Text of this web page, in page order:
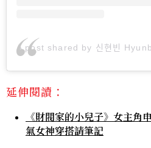
A post shared by 신현빈
延伸閱讀：
《財閥家的小兒子》女主角
氣女神穿搭請筆記